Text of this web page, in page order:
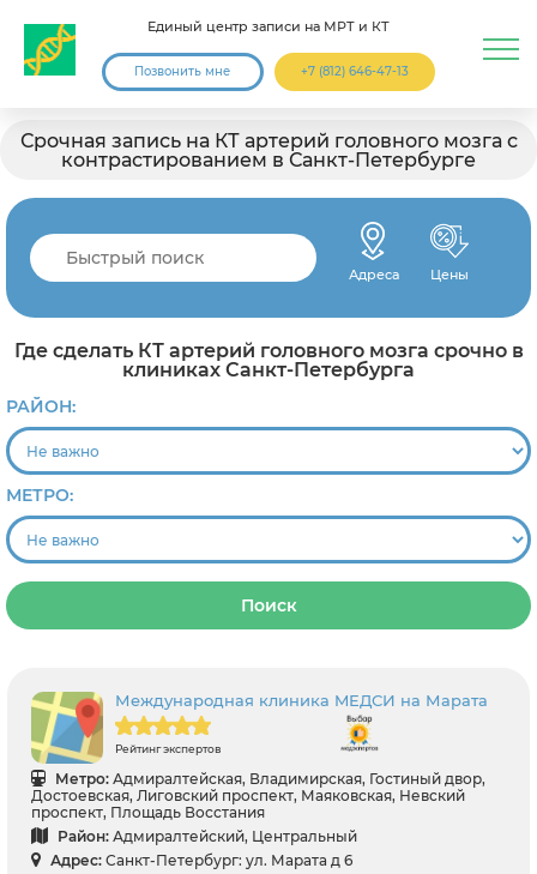
Единый центр записи на МРТ и КТ
Позвонить мне +7 (812) 646-47-13
Срочная запись на КТ артерий головного мозга с
контрастированием в Санкт-Петербурге
Адреса Цены
Где сделать КТ артерий головного мозга срочно в
клиниках Санкт-Петербурга
РАЙОН:
МЕТРО:
Поиск
Международная клиника MЕДСИ на Марата
Рейтинг экспертов
Метро: Адмиралтейская, Владимирская, Гостиный двор,
Достоевская, Лиговский проспект, Маяковская, Невский
проспект, Площадь Восстания
Район: Адмиралтейский, Центральный
Адрес: Санкт-Петербург: ул. Марата д 6